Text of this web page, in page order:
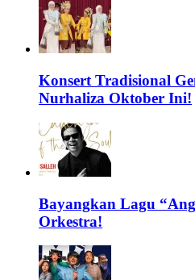
Konsert Tradisional
Nurhaliza Oktober Ini!
Bayangkan Lagu
Orkestra!